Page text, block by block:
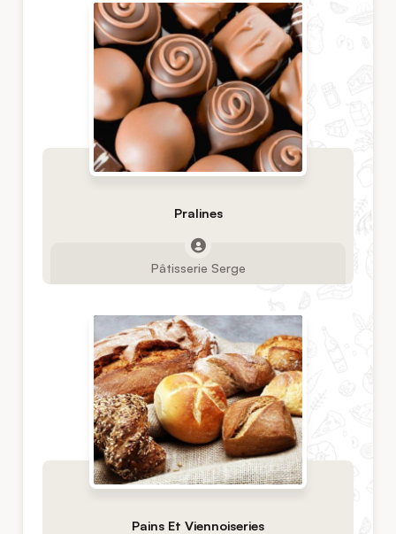
Pralines
Pâtisserie Serge
Pains Et Viennoiseries